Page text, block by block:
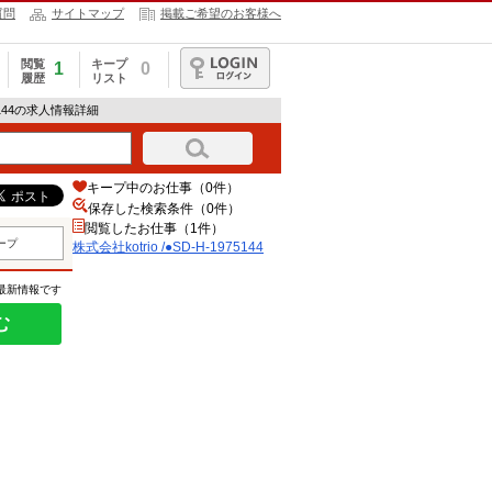
問 サイトマップ 掲載ご希望のお客様へ
閲覧
履歴
1
キープ
リスト
0
ログイン
の求人情報詳細
プ
新情報です
キープ中のお仕事（0件）
保存した検索条件（0件）
閲覧したお仕事（1件）
株式会社kotrio /●SD-H-1975144